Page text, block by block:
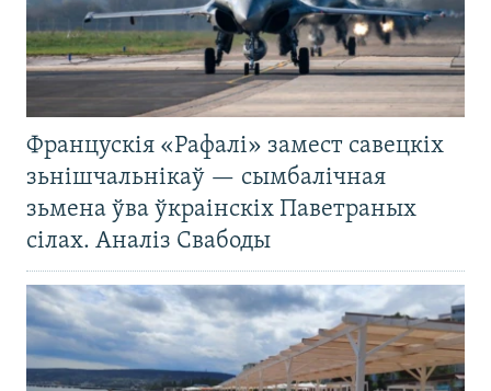
Францускія «Рафалі» замест савецкіх
зьнішчальнікаў — сымбалічная
зьмена ўва ўкраінскіх Паветраных
сілах. Аналіз Свабоды